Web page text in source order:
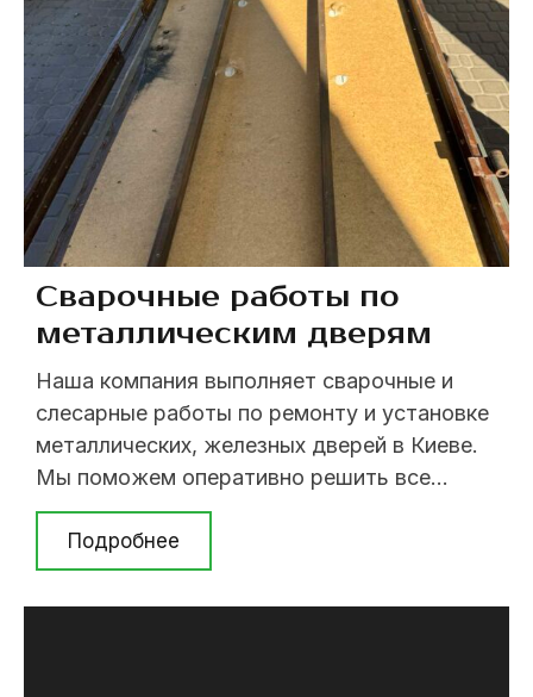
или заказа услуги позвоните по телефону
(063) 237 07 79; (098)394 62 ...
Сварочные работы по
металлическим дверям
Наша компания выполняет сварочные и
слесарные работы по ремонту и установке
металлических, железных дверей в Киеве.
Мы поможем оперативно решить все
проблемы с металлической дверью и
устраним любые дефекты. Вот небольшой
перечень наших услуг: Приварка петли.
Петля отламывается от отсутствия
Подробнее